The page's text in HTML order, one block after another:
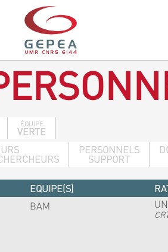
ÉQUIPE
VERTE
PERSONNELS
SUPPORT
EQUIPE(S)
BAM